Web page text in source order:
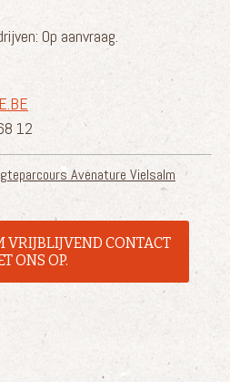
Op aanvraag.
12
Avenature Vielsalm
VRIJBLIJVEND CONTACT
ONS OP.